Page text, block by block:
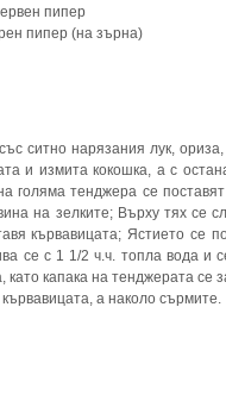
пипер
пипер (на зърна)
ситно нарязания лук,
и измита кокошка, а с
голяма тенджера се
на зелките; Върху тях се
кървавицата; Ястието се
се с 1 1/2 ч.ч. топла вода и
като капака на тенджерата се
кървавицата, а наколо сърмите.